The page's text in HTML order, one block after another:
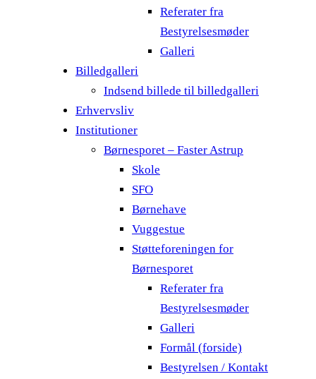
Referater fra
Bestyrelsesmøder
Galleri
Billedgalleri
Indsend billede til billedgalleri
Erhvervsliv
Institutioner
Børnesporet – Faster Astrup
Skole
SFO
Børnehave
Vuggestue
Støtteforeningen for
Børnesporet
Referater fra
Bestyrelsesmøder
Galleri
Formål (forside)
Bestyrelsen / Kontakt